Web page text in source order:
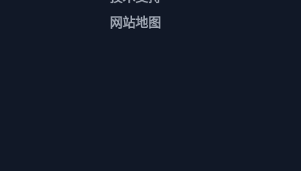
网站地图